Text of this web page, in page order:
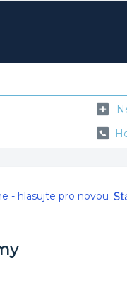
- hlasujte pro novou